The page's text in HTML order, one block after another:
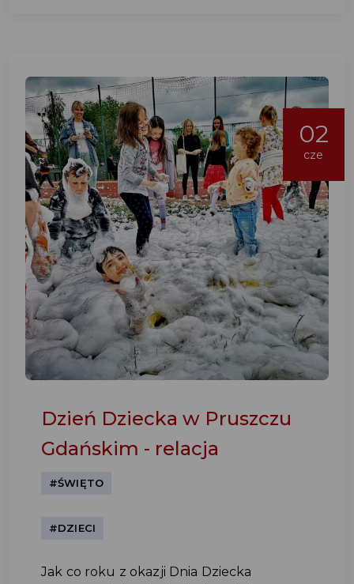
02
cze
Dzień Dziecka w Pruszczu
Gdańskim - relacja
#ŚWIĘTO
#DZIECI
Jak co roku z okazji Dnia Dziecka